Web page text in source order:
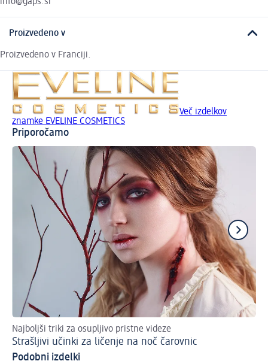
info@gaps.si
Proizvedeno v
Proizvedeno v Franciji.
Več izdelkov
znamke EVELINE COSMETICS
Priporočamo
Najboljši triki za osupljivo pristne videze
Strašljivi učinki za ličenje na noč čarovnic
Podobni izdelki